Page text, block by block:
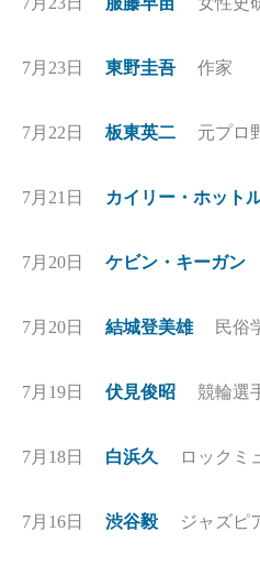
7月23日 東野圭吾 作家
7月22日 板東英二 元プロ
7月21日 カイリー・ホット
7月20日 ケビン・キーガン
7月20日 結城登美雄 民俗
7月19日 伏見俊昭 競輪選
7月18日 白浜久 ロックミ
7月16日 渋谷毅 ジャズピ